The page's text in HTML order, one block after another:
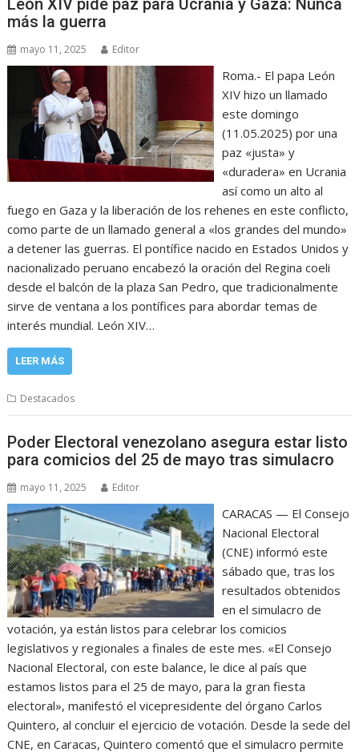
más la guerra
mayo 11, 2025 Editor
Roma.- El papa León
XIV hizo un llamado
este domingo
(11.05.2025) por una
paz «justa» y
«duradera» en Ucrania
así como un alto al
fuego en Gaza y la liberación de los rehenes en este conflicto,
como parte de un llamado general a «los grandes del mundo»
a detener las guerras. El pontífice nacido en Estados Unidos y
nacionalizado peruano encabezó la oración del Regina coeli
desde el balcón de la plaza San Pedro, que tradicionalmente
sirve de ventana a los pontífices para abordar temas de
interés mundial. León XIV…
LEER MÁS
Destacados
Poder Electoral venezolano asegura estar listo
para comicios del 25 de mayo tras simulacro
mayo 11, 2025 Editor
CARACAS — El Consejo
Nacional Electoral
(CNE) informó este
sábado que, tras los
resultados obtenidos
en el simulacro de
votación, ya están listos para celebrar los comicios
legislativos y regionales a finales de este mes. «El Consejo
Nacional Electoral, con este balance, le dice al país que
estamos listos para el 25 de mayo, para la gran fiesta
electoral», manifestó el vicepresidente del órgano Carlos
Quintero, al concluir el ejercicio de votación. Desde la sede del
CNE, en Caracas, Quintero comentó que el simulacro permite